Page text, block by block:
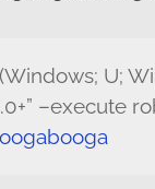
U;
–execute